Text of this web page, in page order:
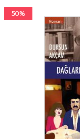
50%